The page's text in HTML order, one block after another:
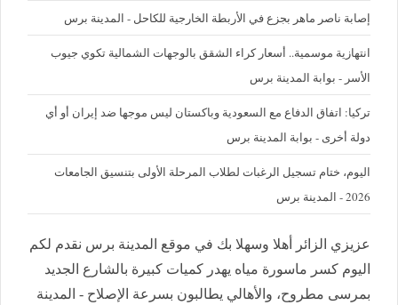
إصابة ناصر ماهر بجزع في الأربطة الخارجية للكاحل - المدينة برس
‪انتهازية موسمية.. أسعار كراء الشقق بالوجهات الشمالية تكوي جيوب
الأسر - بوابة المدينة برس
تركيا: اتفاق الدفاع مع السعودية وباكستان ليس موجها ضد إيران أو أي
دولة أخرى - بوابة المدينة برس
اليوم، ختام تسجيل الرغبات لطلاب المرحلة الأولى بتنسيق الجامعات
2026 - المدينة برس
عزيزي الزائر أهلا وسهلا بك في موقع المدينة برس نقدم لكم
اليوم كسر ماسورة مياه يهدر كميات كبيرة بالشارع الجديد
بمرسى مطروح، والأهالي يطالبون بسرعة الإصلاح - المدينة